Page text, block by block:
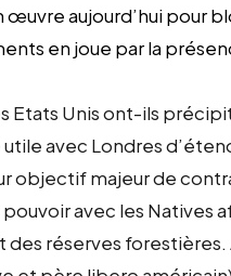
aujourd’hui pour
en joue par la
Etats Unis ont-ils
avec Londres
objectif majeur de
avec les Natives
des réserves